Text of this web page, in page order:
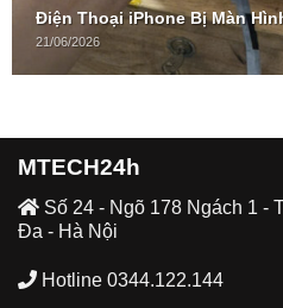
Điện Thoại iPhone Bị Màn
21/06/2026
MTECH24h
Số 24 - Ngõ 178 Ngách 1 -
Đa - Hà Nội
Hotline 0344.122.144